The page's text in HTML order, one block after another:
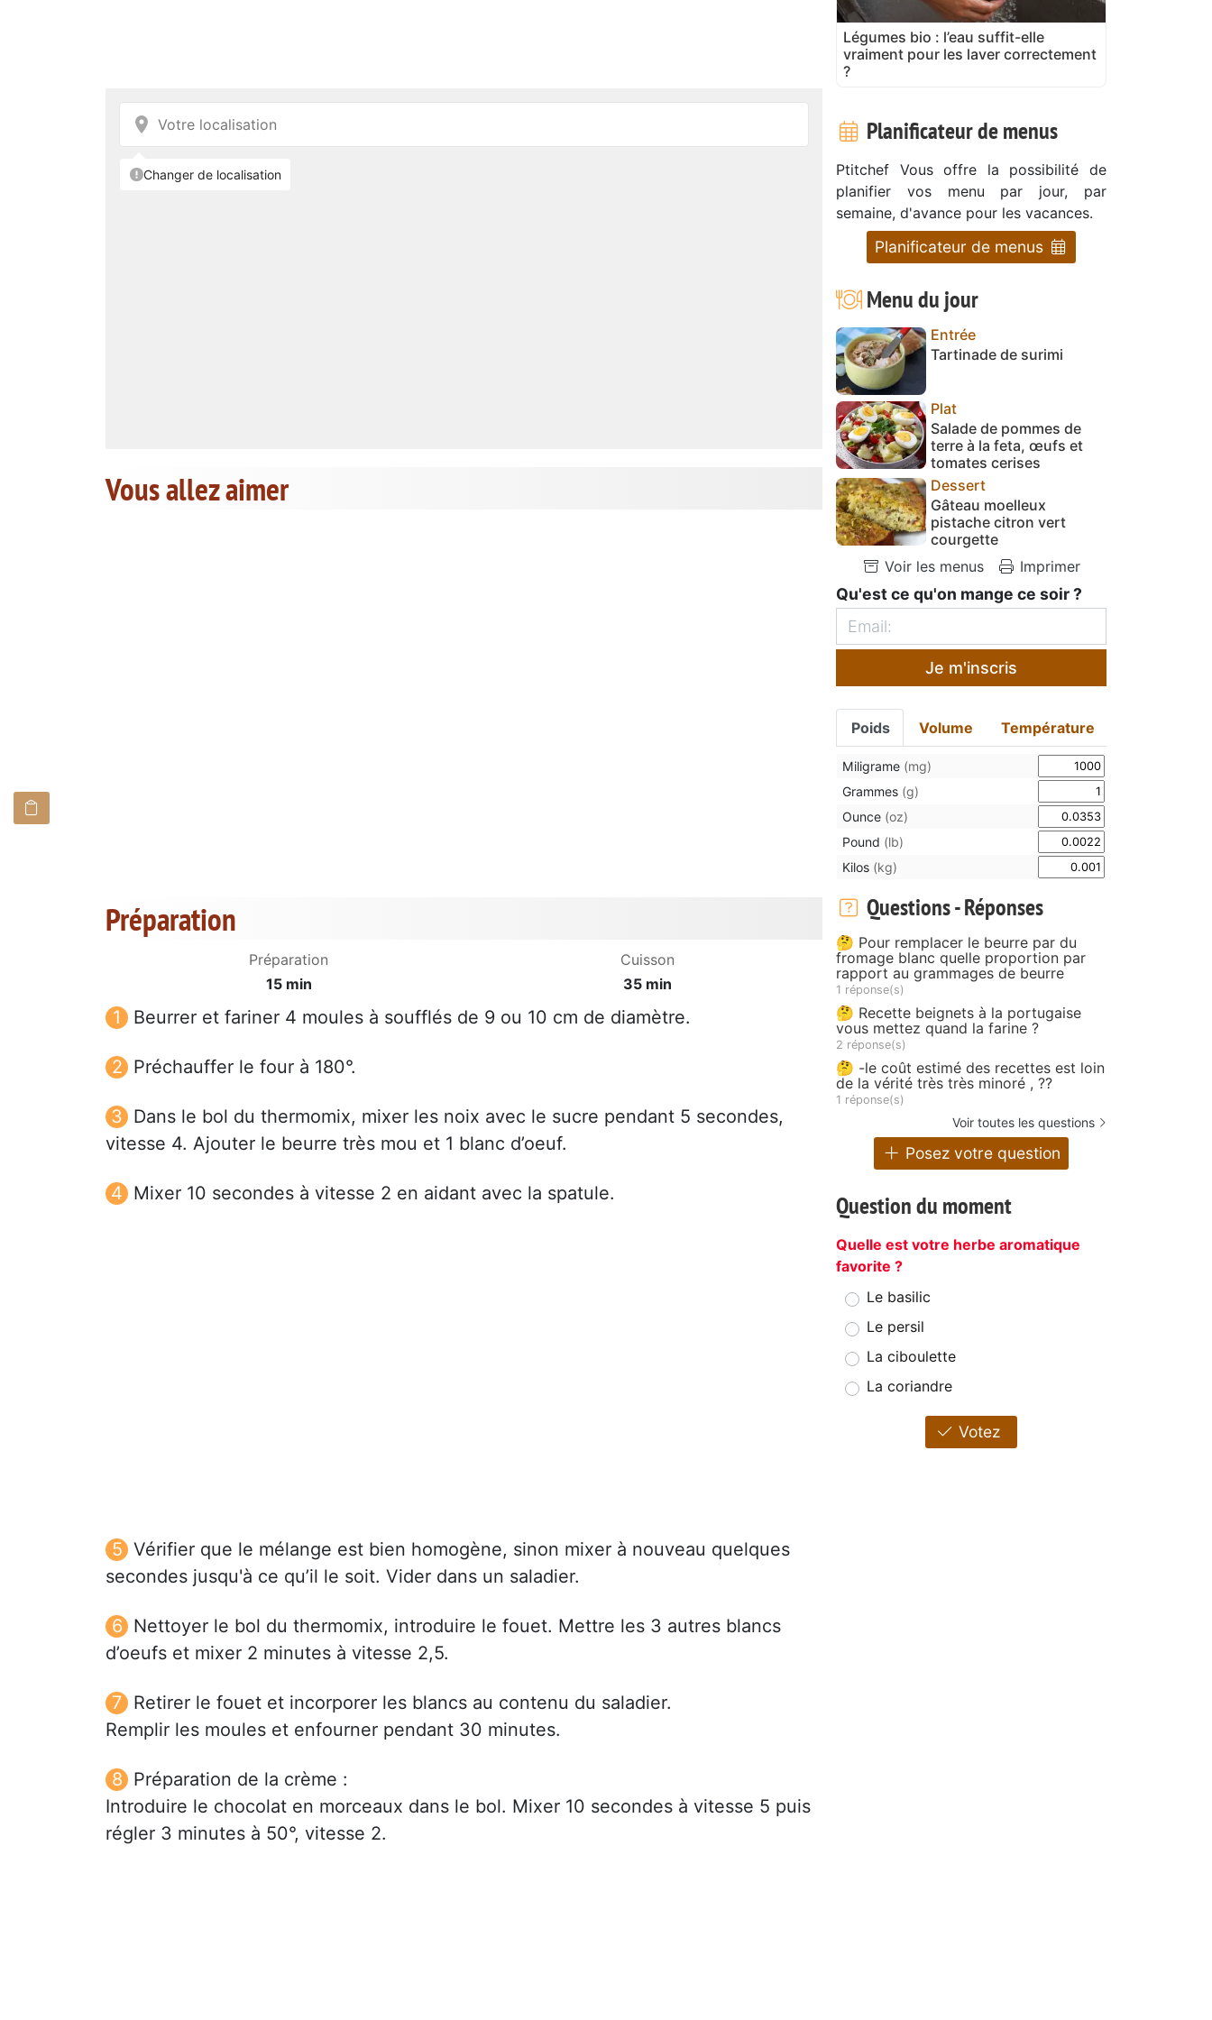
Vous allez aimer
Préparation
Préparation
15 min
Cuisson
35 min
Beurrer et fariner 4 moules à soufflés de 9 ou 10 cm de diamètre.
Préchauffer le four à 180°.
Dans le bol du thermomix, mixer les noix avec le sucre pendant 5 secondes,
vitesse 4. Ajouter le beurre très mou et 1 blanc d’oeuf.
Mixer 10 secondes à vitesse 2 en aidant avec la spatule.
Vérifier que le mélange est bien homogène, sinon mixer à nouveau quelques
secondes jusqu'à ce qu’il le soit. Vider dans un saladier.
Nettoyer le bol du thermomix, introduire le fouet. Mettre les 3 autres blancs
d’oeufs et mixer 2 minutes à vitesse 2,5.
Retirer le fouet et incorporer les blancs au contenu du saladier.
Remplir les moules et enfourner pendant 30 minutes.
Préparation de la crème :
Introduire le chocolat en morceaux dans le bol. Mixer 10 secondes à vitesse 5 puis
régler 3 minutes à 50°, vitesse 2.
Légumes bio : l’eau suffit-elle
vraiment pour les laver correctement
?
Planificateur de menus
Ptitchef Vous offre la possibilité de
planifier vos menu par jour, par
semaine, d'avance pour les vacances.
Planificateur de menus
Menu du jour
Entrée
Tartinade de surimi
Plat
Salade de pommes de
terre à la feta, œufs et
tomates cerises
Dessert
Gâteau moelleux
pistache citron vert
courgette
Voir les menus
Imprimer
Qu'est ce qu'on mange ce soir ?
Je m'inscris
Poids Volume Température
Miligrame (mg)
Grammes (g)
Ounce (oz)
Pound (lb)
Kilos (kg)
Questions - Réponses
🤔 Pour remplacer le beurre par du
fromage blanc quelle proportion par
rapport au grammages de beurre
1 réponse(s)
🤔 Recette beignets à la portugaise
vous mettez quand la farine ?
2 réponse(s)
🤔 -le coût estimé des recettes est loin
de la vérité très très minoré , ??
1 réponse(s)
Voir toutes les questions
Posez votre question
Question du moment
Quelle est votre herbe aromatique
favorite ?
Le basilic
Le persil
La ciboulette
La coriandre
Votez